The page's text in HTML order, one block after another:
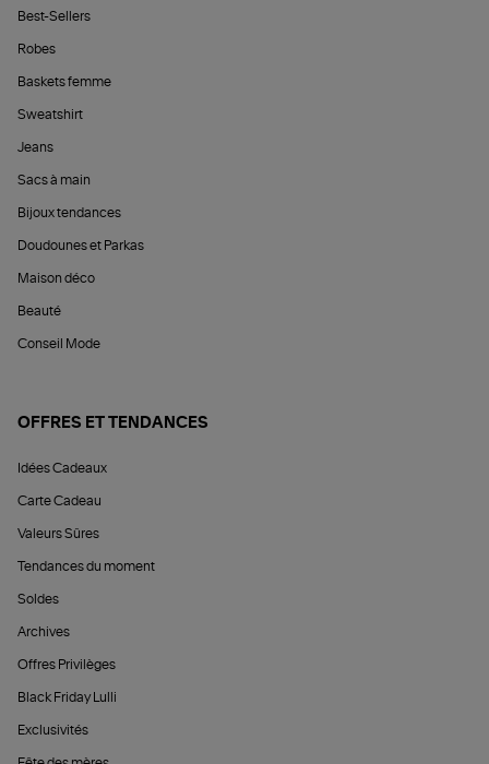
Best-Sellers
Robes
Baskets femme
Sweatshirt
Jeans
Sacs à main
Bijoux tendances
Doudounes et Parkas
Maison déco
Beauté
Conseil Mode
OFFRES ET TENDANCES
Idées Cadeaux
Carte Cadeau
Valeurs Sûres
Tendances du moment
Soldes
Archives
Offres Privilèges
Black Friday Lulli
Exclusivités